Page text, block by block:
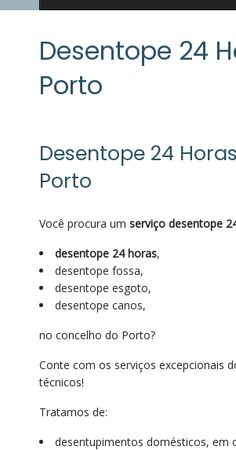
Desentope 24
Porto
Desentope 24
Porto
Você procura um serviço desentope
desentope 24 horas,
desentope fossa,
desentope esgoto,
desentope canos,
no concelho do Porto?
Conte com os serviços excepcionais
técnicos!
Tratamos de:
desentupimentos domésticos, em